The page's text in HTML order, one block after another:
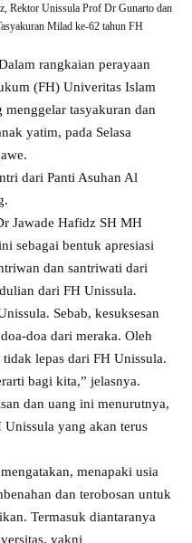
Rektor Unissula Prof Dr Gunarto dan
Milad ke-62 tahun FH
rangkaian perayaan
(FH) Univeritas Islam
menggelar tasyakuran dan
yatim, pada Selasa
dari Panti Asuhan Al
Jawade Hafidz SH MH
sebagai bentuk apresiasi
dan santriwati dari
dari FH Unissula.
Sebab, kesuksesan
doa dari meraka. Oleh
lepas dari FH Unissula.
bagi kita,” jelasnya.
dan uang ini menurutnya,
yang akan terus
menapaki usia
dan terobosan untuk
Termasuk diantaranya
yakni